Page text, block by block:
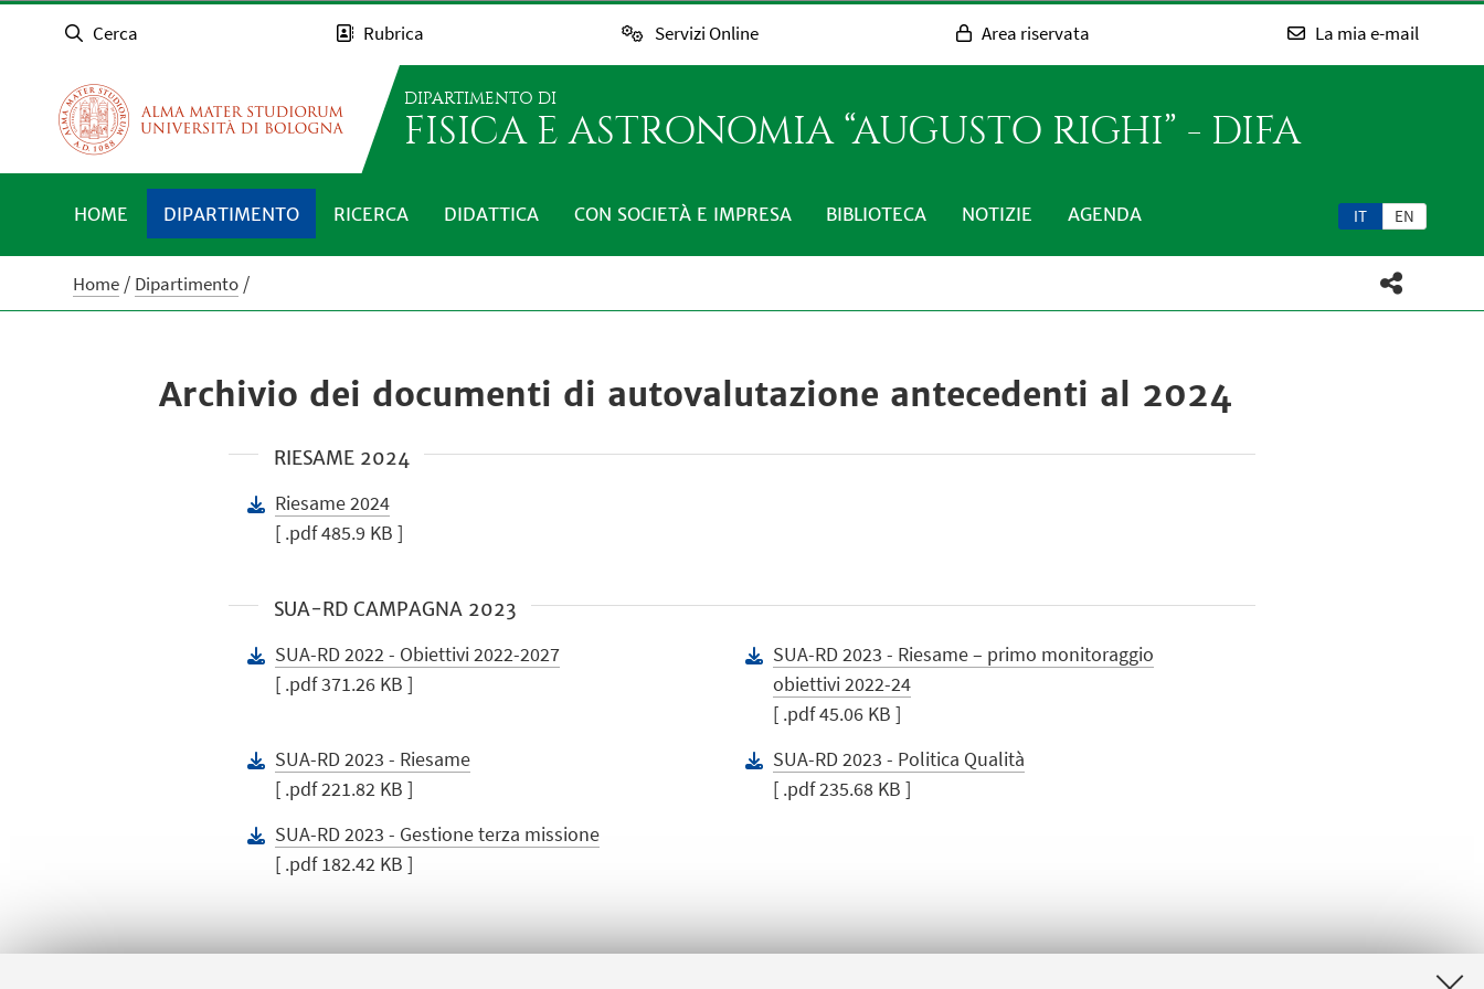
Cerca Rubrica Servizi Online Area riservata La mia e-mail
DIPARTIMENTO DI
FISICA E ASTRONOMIA “AUGUSTO RIGHI” - DIFA
IT EN
HOME DIPARTIMENTO RICERCA DIDATTICA CON SOCIETÀ E IMPRESA BIBLIOTECA NOTIZIE AGENDA
Home Dipartimento
Archivio dei documenti di autovalutazione antecedenti al 2024
RIESAME 2024
Riesame 2024
[ .pdf 485.9 KB ]
SUA-RD CAMPAGNA 2023
SUA-RD 2022 - Obiettivi 2022-2027
[ .pdf 371.26 KB ]
SUA-RD 2023 - Riesame – primo monitoraggio
obiettivi 2022-24
[ .pdf 45.06 KB ]
SUA-RD 2023 - Riesame
[ .pdf 221.82 KB ]
SUA-RD 2023 - Politica Qualità
[ .pdf 235.68 KB ]
SUA-RD 2023 - Gestione terza missione
[ .pdf 182.42 KB ]